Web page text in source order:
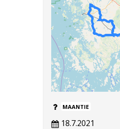
MAANTIE
18.7.2021